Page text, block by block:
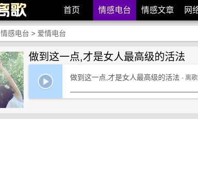
首页 情感电台 情感文章 网
情感电台 > 爱情电台
做到这一点,才是女人最高级的活法
做到这一点,才是女人最高级的活法 - 离